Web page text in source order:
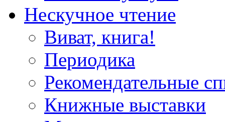
Нескучное чтение
Виват, книга!
Периодика
Рекомендательные
Книжные выставки